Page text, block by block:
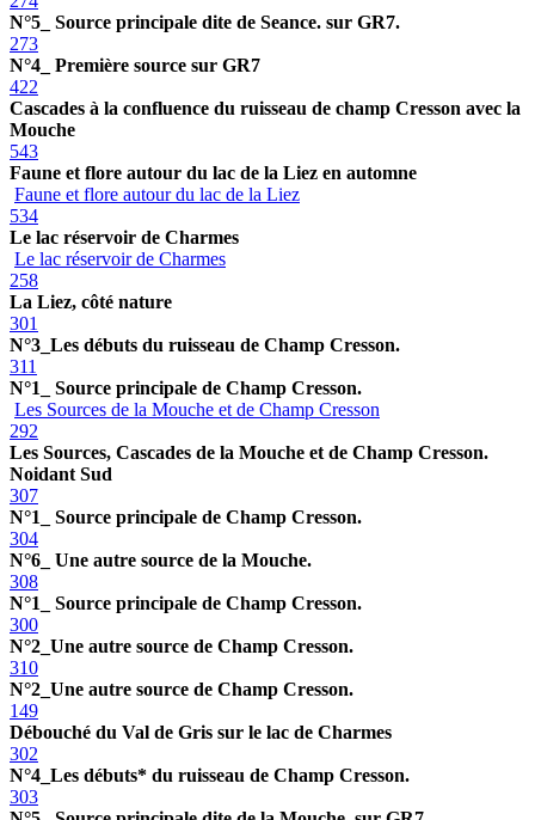
N°5_ Source principale dite de Seance. sur GR7.
273
N°4_ Première source sur GR7
422
Cascades à la confluence du ruisseau de champ Cresson avec la
Mouche
543
Faune et flore autour du lac de la Liez en automne
Faune et flore autour du lac de la Liez
534
Le lac réservoir de Charmes
Le lac réservoir de Charmes
258
La Liez, côté nature
301
N°3_Les débuts du ruisseau de Champ Cresson.
311
N°1_ Source principale de Champ Cresson.
Les Sources de la Mouche et de Champ Cresson
292
Les Sources, Cascades de la Mouche et de Champ Cresson.
Noidant Sud
307
N°1_ Source principale de Champ Cresson.
304
N°6_ Une autre source de la Mouche.
308
N°1_ Source principale de Champ Cresson.
300
N°2_Une autre source de Champ Cresson.
310
N°2_Une autre source de Champ Cresson.
149
Débouché du Val de Gris sur le lac de Charmes
302
N°4_Les débuts* du ruisseau de Champ Cresson.
303